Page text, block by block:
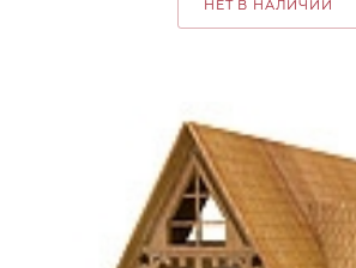
НЕТ В НАЛИЧИИ